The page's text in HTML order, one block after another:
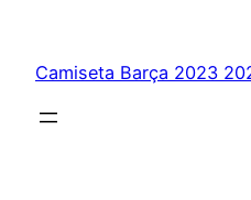
contenido
Camiseta Barça 2023